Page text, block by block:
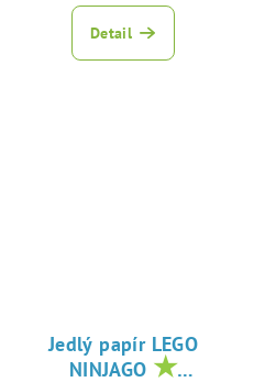
Detail
Jedlý papír LEGO
NINJAGO ★